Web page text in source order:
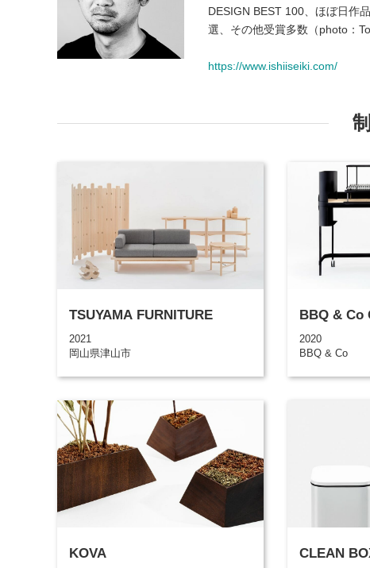
DESIGN BEST 100、ほぼ日作
選、その他受賞多数（photo：
https://www.ishiiseiki.com/
TSUYAMA FURNITURE
2021
岡山県津山市
BBQ & Co
2020
BBQ & Co
KOVA CLEAN